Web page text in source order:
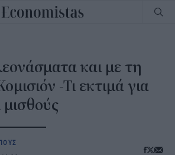
και με τη
-Τι εκτιμά για
μισθούς